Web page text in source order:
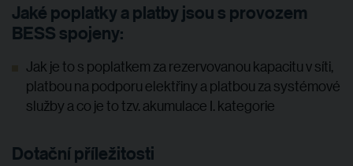
Jaké poplatky a platby jsou s provozem
BESS spojeny:
Jak je to s poplatkem za rezervovanou kapacitu v síti,
platbou na podporu elektřiny a platbou za systémové
služby a co je to tzv. akumulace I. kategorie
Dotační příležitosti